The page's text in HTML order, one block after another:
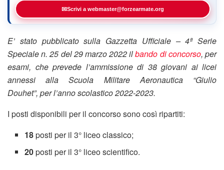
✉Scrivi a webmaster@forzearmate.org
E’ stato pubblicato sulla Gazzetta Ufficiale – 4ª Serie
Speciale n. 25 del 29 marzo 2022 ilbando di concorso, per
esami, che prevede l’ammissione di 38 giovani ai licei
annessi alla Scuola Militare Aeronautica “Giulio
Douhet”, per l’anno scolastico 2022-2023.
I posti disponibili per il concorso sono così ripartiti:
18posti per il 3° liceo classico;
20posti per il 3° liceo scientifico.